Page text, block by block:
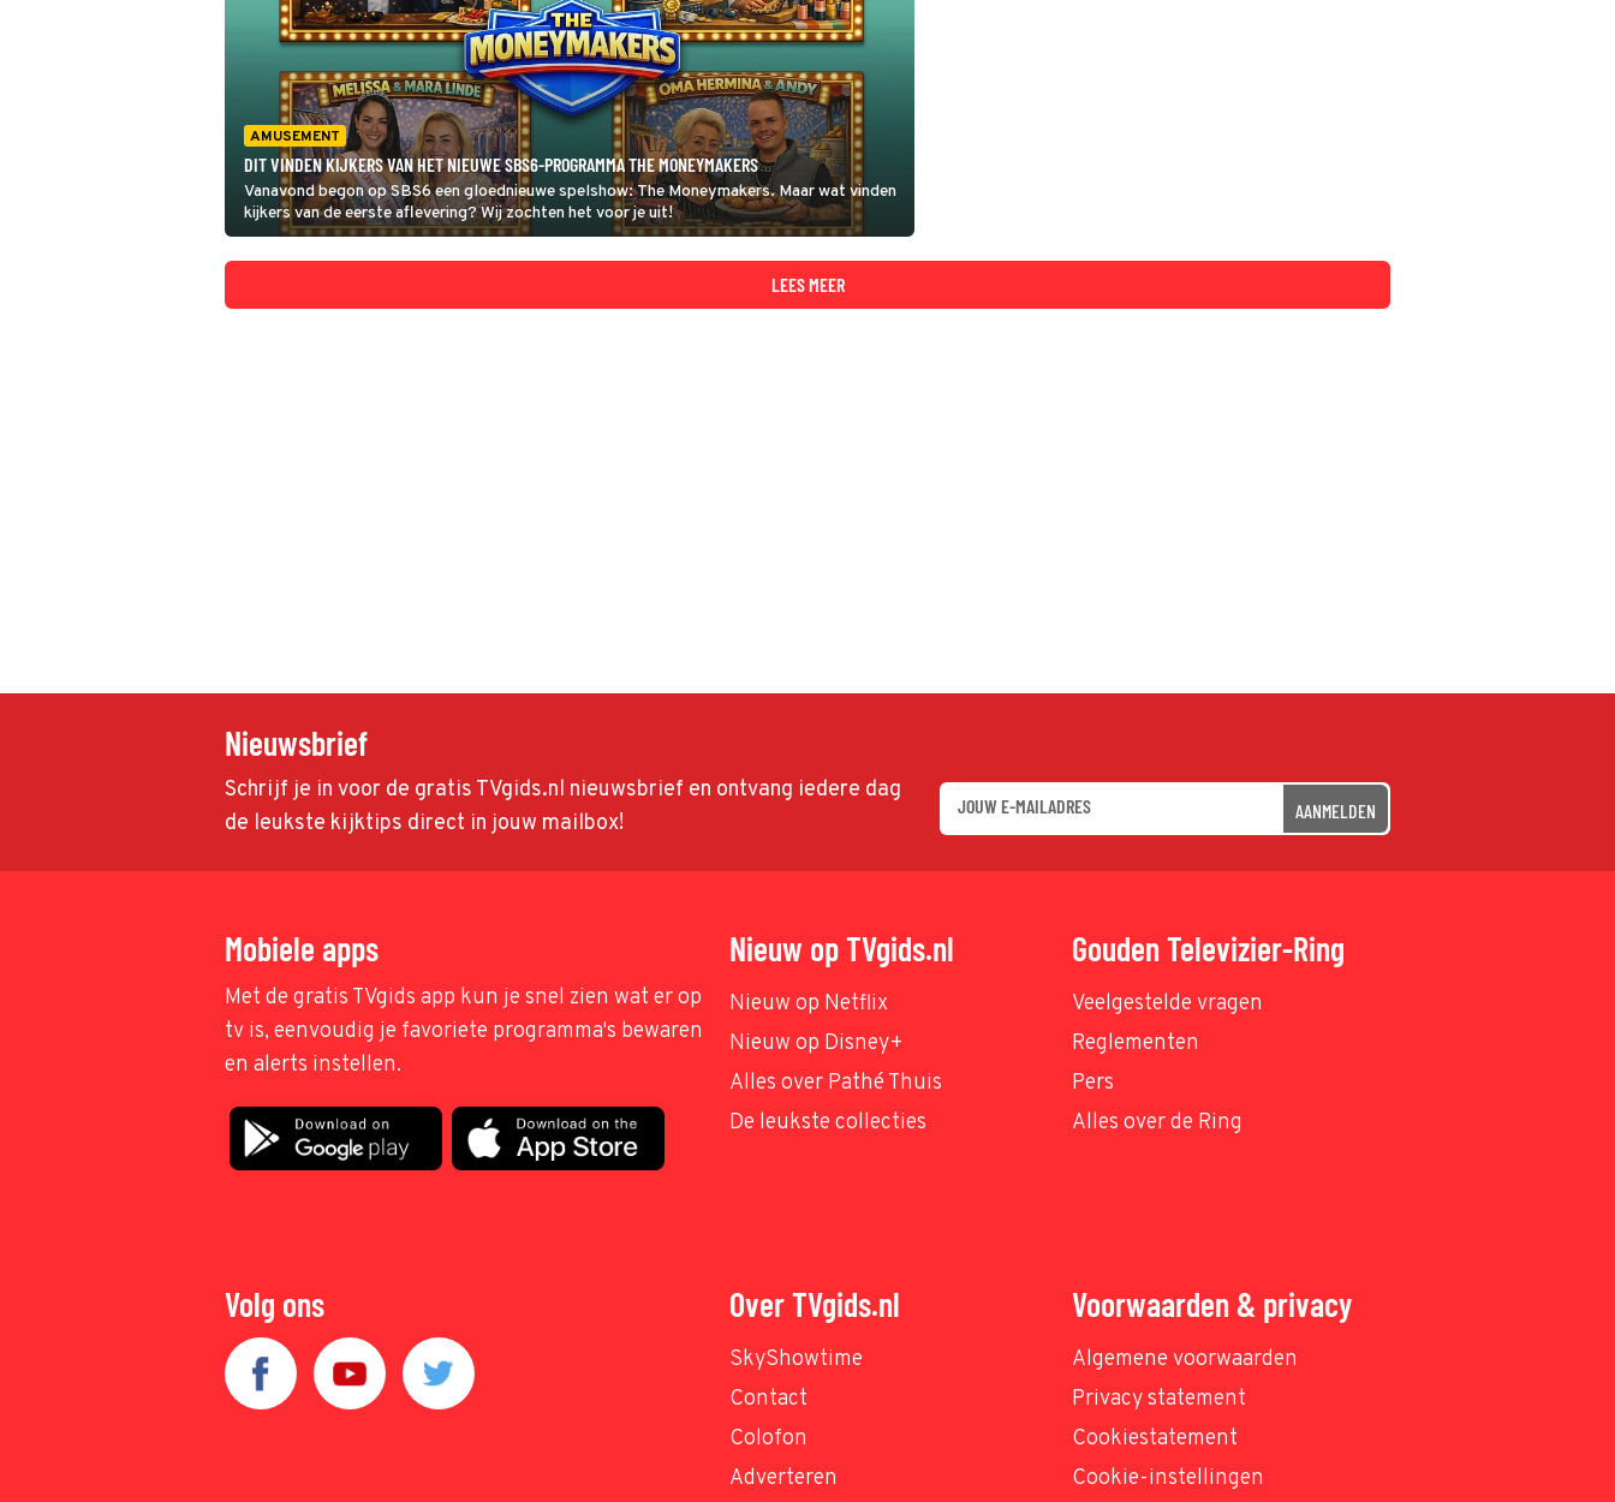
AMUSEMENT
DIT VINDEN KIJKERS VAN HET NIEUWE SBS6-PROGRAMMA THE MONEYMAKERS
Vanavond begon op SBS6 een gloednieuwe spelshow: The Moneymakers. Maar wat vinden
kijkers van de eerste aflevering? Wij zochten het voor je uit!
LEES MEER
Nieuwsbrief
Schrijf je in voor de gratis TVgids.nl nieuwsbrief en ontvang iedere dag
de leukste kijktips direct in jouw mailbox!
AANMELDEN
Mobiele apps
Met de gratis TVgids app kun je snel zien wat er op
tv is, eenvoudig je favoriete programma's bewaren
en alerts instellen.
Nieuw op TVgids.nl
Nieuw op Netflix
Nieuw op Disney+
Alles over Pathé Thuis
De leukste collecties
Gouden Televizier-Ring
Veelgestelde vragen
Reglementen
Pers
Alles over de Ring
Volg ons Over TVgids.nl
SkyShowtime
Contact
Colofon
Adverteren
Voorwaarden & privacy
Algemene voorwaarden
Privacy statement
Cookiestatement
Cookie-instellingen